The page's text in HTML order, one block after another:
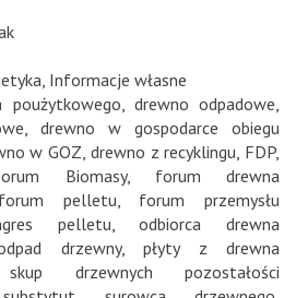
Informacje własne
poużytkowego
drewno odpadowe
drewno w gospodarce obiegu
w GOZ drewno z recyklingu FDP,
Biomasy, forum drewna
forum pelletu
forum przemysłu
pelletu ,odbiorca drewna
drzewny,płyty z drewna
skup drzewnych pozostałości